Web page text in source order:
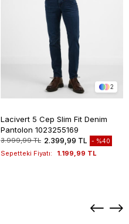
2
Lacivert 5 Cep Slim Fit Denim
Pantolon 1023255169
3.999,99 TL 2.399,99 TL %40
Sepetteki Fiyatı: 1.199,99 TL